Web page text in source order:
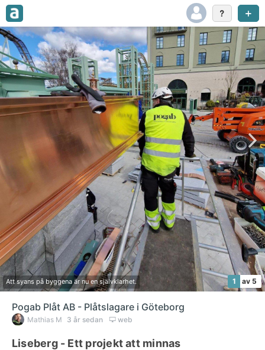
Att syans på byggena är nu en självklarhet. 1 av 5
Pogab Plåt AB - Plåtslagare i Göteborg
Mathias M 3 år sedan web
Liseberg - Ett projekt att minnas